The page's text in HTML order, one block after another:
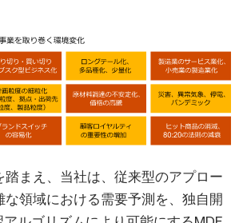
踏まえ、当社は、従来型のアプロー
な領域における需要予測を、独自開